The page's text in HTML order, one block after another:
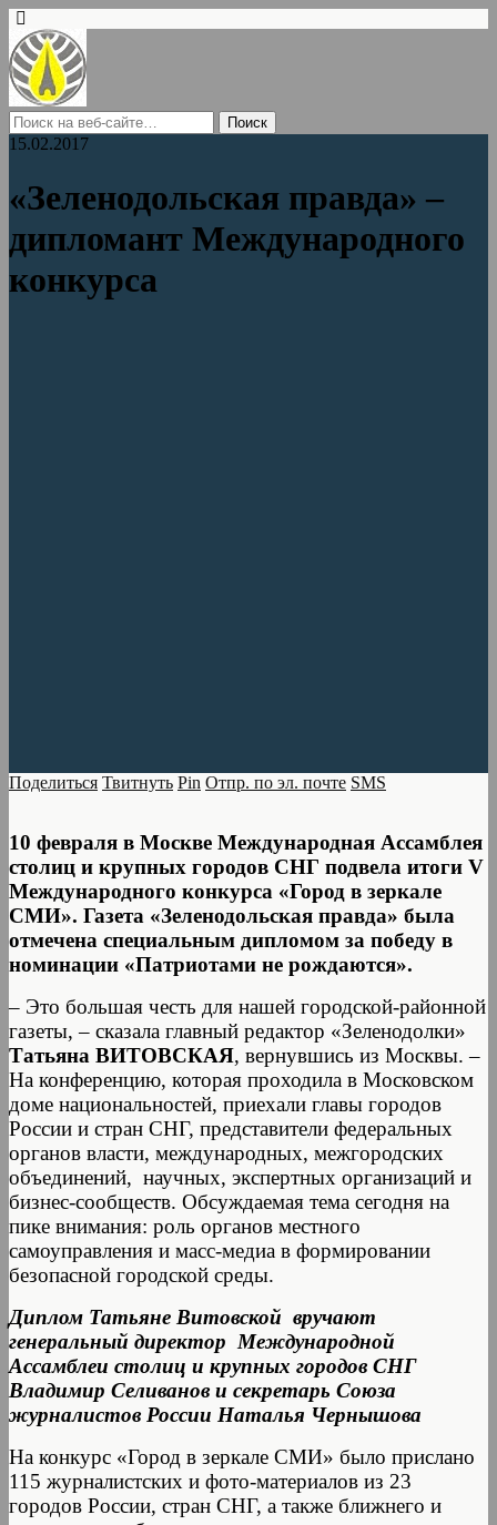
15.02.2017
«Зеленодольская правда» –
дипломант Международного
конкурса
Поделиться Твитнуть Pin Отпр. по эл. почте SMS
10 февраля в Москве Международная Ассамб­лея
столиц и крупных городов СНГ подвела итоги V
Международного конкурса «Город в зеркале
СМИ». Газета «Зеленодольская правда» была
отмечена специальным дипломом за победу в
номинации «Патриотами не рождаются».
– Это большая честь для нашей городской-районной
газеты, – сказала главный редактор «Зеленодолки»
Татьяна ВИТОВСКАЯ, вернувшись из Москвы. –
На конференцию, которая проходила в Московском
доме национальностей, приехали главы городов
России и стран СНГ, представители федеральных
органов власти, международных, межгородских
объединений, научных, экспертных организаций и
бизнес-сообществ. Обсуждаемая тема сегодня на
пике внимания: роль органов местного
самоуправления и масс-медиа в формировании
безопасной городской среды.
Диплом Татьяне Витовской вручают
генеральный директор Международной
Ассамблеи столиц и крупных городов СНГ
Владимир Селиванов и секретарь Союза
журналистов России Наталья Чернышова
На конкурс «Город в зеркале СМИ» было прислано
115 журналистских и фото-материалов из 23
городов России, стран СНГ, а также ближнего и